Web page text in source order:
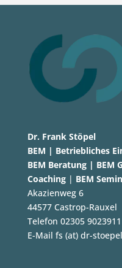
Dr. Frank Stöpel
BEM | Betriebliches
BEM Beratung | BEM
Coaching | BEM
Akazienweg 6
44577 Castrop-Rauxel
Telefon 02305 9023911
E-Mail fs (at) dr-